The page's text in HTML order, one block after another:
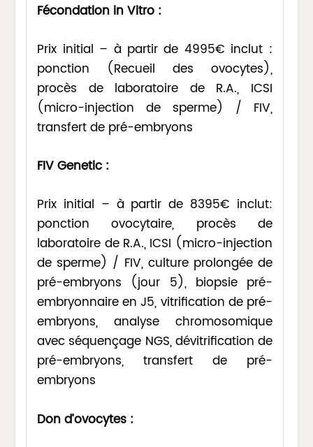
Fécondation in Vitro :
Prix initial – à partir de 4995€ inclut :
ponction (Recueil des ovocytes),
procès de laboratoire de R.A., ICSI
(micro-injection de sperme) / FIV,
transfert de pré-embryons
FIV Genetic :
Prix initial – à partir de 8395€ inclut:
ponction ovocytaire, procès de
laboratoire de R.A., ICSI (micro-injection
de sperme) / FIV, culture prolongée de
pré-embryons (jour 5), biopsie pré-
embryonnaire en J5, vitrification de pré-
embryons, analyse chromosomique
avec séquençage NGS, dévitrification de
pré-embryons, transfert de pré-
embryons
Don d’ovocytes :